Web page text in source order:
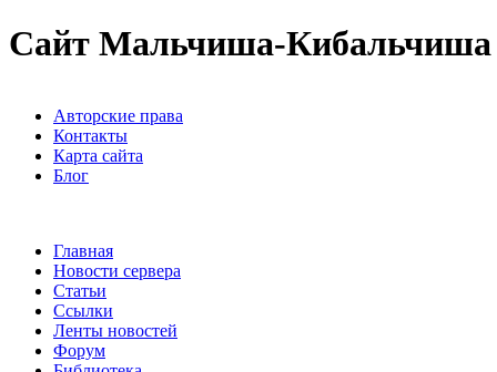
Сайт Мальчиша-Кибальчиша
Авторские права
Контакты
Карта сайта
Блог
Главная
Новости сервера
Статьи
Ссылки
Ленты новостей
Форум